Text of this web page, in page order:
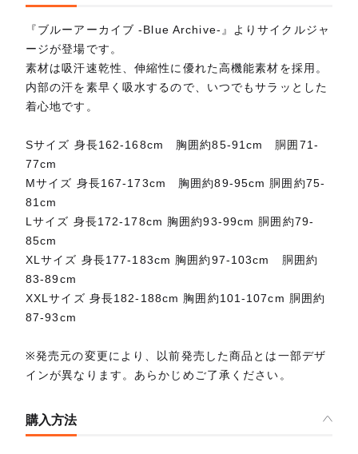
『ブルーアーカイブ -Blue Archive-』よりサイクルジャ
ージが登場です。
素材は吸汗速乾性、伸縮性に優れた高機能素材を採用。
内部の汗を素早く吸水するので、いつでもサラッとした
着心地です。
Sサイズ 身長162-168cm 胸囲約85-91cm 胴囲71-
77cm
Mサイズ 身長167-173cm 胸囲約89-95cm 胴囲約75-
81cm
Lサイズ 身長172-178cm 胸囲約93-99cm 胴囲約79-
85cm
XLサイズ 身長177-183cm 胸囲約97-103cm 胴囲約
83-89cm
XXLサイズ 身長182-188cm 胸囲約101-107cm 胴囲約
87-93cm
※発売元の変更により、以前発売した商品とは一部デザ
インが異なります。あらかじめご了承ください。
購入方法